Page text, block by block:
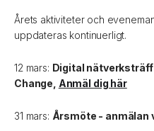
Årets aktiviteter och
uppdateras kontinuerligt.
12 mars: Digital
Change, Anmäl dig här
31 mars: Årsmöte - anmälan